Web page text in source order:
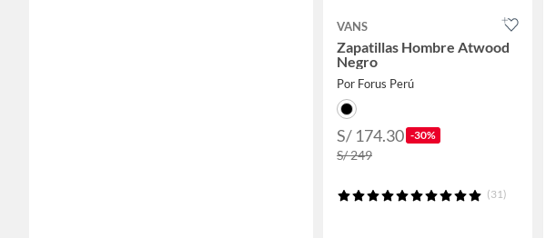
VANS
Zapatillas Hombre Atwood
Negro
Por Forus Perú
S/ 174.30 -30%
S/ 249
(31)